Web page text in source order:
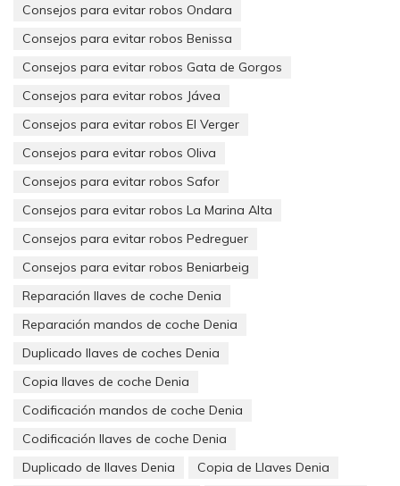
UN COCHE, es que imagínese que usted en su casa, tan
tranquilamente y de repente hay una urgencia,, y busca su
Si tiene una COPIA DE LA LLAVE DEL COCHE, sabrá donde
está guardada y podrá solucionar el problema rápidamente.
COCHE, es que si usted se encuentra fuera de casa y pierde la
llave del coche y tiene una copia en su casa, el problema se
O llama un taxi y va a buscarla, o alguien le acerca la LLAVE
DEL COCHE. Entonces, tema solucionado.
llevarla a un lugar donde si le hagan la copia, con el coste que
ello representa.
La CUARTA RAZÓN, para TENER UNA COPIA DE LA LLAVE DEL
COCHE, y más si es codificada, es que a lo mejor no hay cerca
un lugar para hacer una llave que le vaya bien a su coche.
COCHE, es que es mucho más caro. Porque ahora hay que
buscar el código, que representa un coste, codificar la llave
Consejos para evitar robos Ondara
Consejos para evitar robos Benissa
Consejos para evitar robos Gata de Gorgos
Consejos para evitar robos Jávea
Consejos para evitar robos El Verger
Consejos para evitar robos Oliva
Consejos para evitar robos Safor
Consejos para evitar robos La Marina Alta
Consejos para evitar robos Pedreguer
Consejos para evitar robos Beniarbeig
Reparación llaves de coche Denia
Reparación mandos de coche Denia
Duplicado llaves de coches Denia
Copia llaves de coche Denia
Codificación mandos de coche Denia
Codificación llaves de coche Denia
Duplicado de llaves Denia
Copia de Llaves Denia